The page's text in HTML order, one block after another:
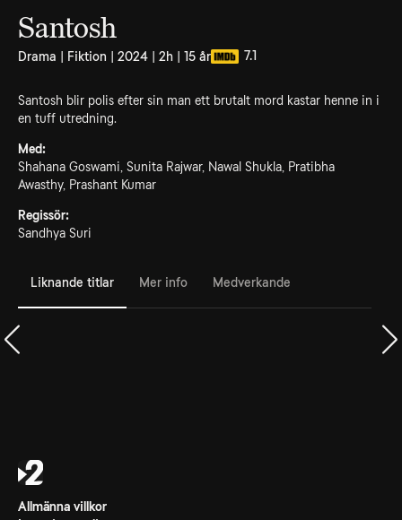
Santosh
Drama | Fiktion | 2024 | 2h | 15 år 7.1
Santosh blir polis efter sin man ett brutalt mord kastar henne in i
en tuff utredning.
Med:
Shahana Goswami, Sunita Rajwar, Nawal Shukla, Pratibha
Awasthy, Prashant Kumar
Regissör:
Sandhya Suri
Liknande titlar Mer info Medverkande
Allmänna villkor